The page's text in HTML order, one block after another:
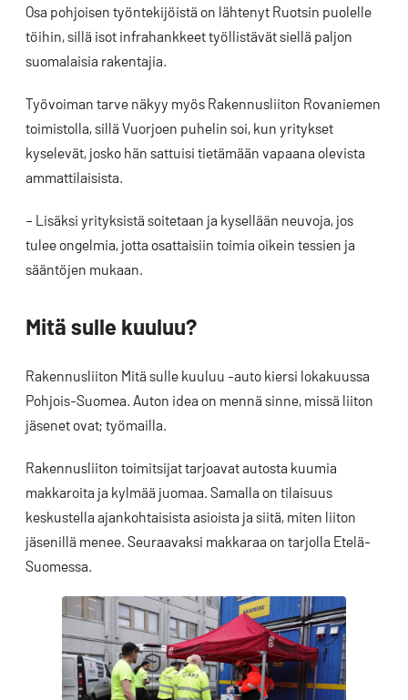
Osa pohjoisen työntekijöistä on lähtenyt Ruotsin puolelle
töihin, sillä isot infrahankkeet työllistävät siellä paljon
suomalaisia rakentajia.
Työvoiman tarve näkyy myös Rakennusliiton Rovaniemen
toimistolla, sillä Vuorjoen puhelin soi, kun yritykset
kyselevät, josko hän sattuisi tietämään vapaana olevista
ammattilaisista.
– Lisäksi yrityksistä soitetaan ja kysellään neuvoja, jos
tulee ongelmia, jotta osattaisiin toimia oikein tessien ja
sääntöjen mukaan.
Mitä sulle kuuluu?
Rakennusliiton Mitä sulle kuuluu -auto kiersi lokakuussa
Pohjois-Suomea. Auton idea on mennä sinne, missä liiton
jäsenet ovat; työmailla.
Rakennusliiton toimitsijat tarjoavat autosta kuumia
makkaroita ja kylmää juomaa. Samalla on tilaisuus
keskustella ajankohtaisista asioista ja siitä, miten liiton
jäsenillä menee. Seuraavaksi makkaraa on tarjolla Etelä-
Suomessa.